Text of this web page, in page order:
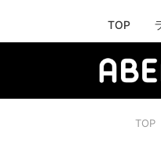
TOP
TOP